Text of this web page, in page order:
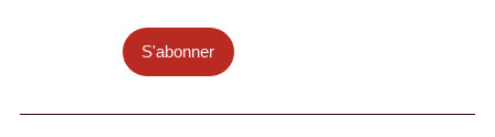
S'abonner